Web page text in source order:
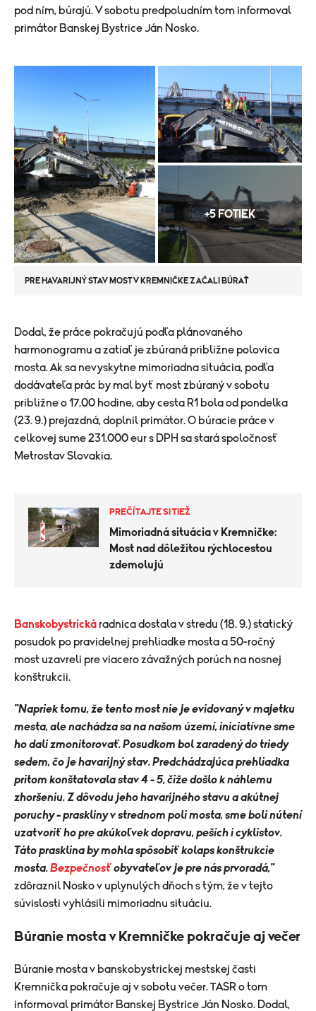
pod ním, búrajú. V sobotu predpoludním tom informoval
primátor Banskej Bystrice Ján Nosko.
+5 FOTIEK
PRE HAVARIJNÝ STAV MOST V KREMNIČKE ZAČALI BÚRAŤ
Dodal, že práce pokračujú podľa plánovaného
harmonogramu a zatiaľ je zbúraná približne polovica
mosta. Ak sa nevyskytne mimoriadna situácia, podľa
dodávateľa prác by mal byť most zbúraný v sobotu
približne o 17.00 hodine, aby cesta R1 bola od pondelka
(23. 9.) prejazdná, doplnil primátor. O búracie práce v
celkovej sume 231.000 eur s DPH sa stará spoločnosť
Metrostav Slovakia.
PREČÍTAJTE SI TIEŽ
Mimoriadná situácia v Kremničke:
Most nad dôležitou rýchlocestou
zdemolujú
Banskobystrická radnica dostala v stredu (18. 9.) statický
posudok po pravidelnej prehliadke mosta a 50-ročný
most uzavreli pre viacero závažných porúch na nosnej
konštrukcii.
"Napriek tomu, že tento most nie je evidovaný v majetku
mesta, ale nachádza sa na našom území, iniciatívne sme
ho dali zmonitorovať. Posudkom bol zaradený do triedy
sedem, čo je havarijný stav. Predchádzajúca prehliadka
pritom konštatovala stav 4 - 5, čiže došlo k náhlemu
zhoršeniu. Z dôvodu jeho havarijného stavu a akútnej
poruchy - praskliny v strednom poli mosta, sme boli nútení
uzatvoriť ho pre akúkoľvek dopravu, peších i cyklistov.
Táto prasklina by mohla spôsobiť kolaps konštrukcie
mosta.Bezpečnosťobyvateľov je pre nás prvoradá,"
zdôraznil Nosko v uplynulých dňoch s tým, že v tejto
súvislosti vyhlásili mimoriadnu situáciu.
Búranie mosta v Kremničke pokračuje aj večer
Búranie mosta v banskobystrickej mestskej časti
Kremnička pokračuje aj v sobotu večer. TASR o tom
informoval primátor Banskej Bystrice Ján Nosko. Dodal,